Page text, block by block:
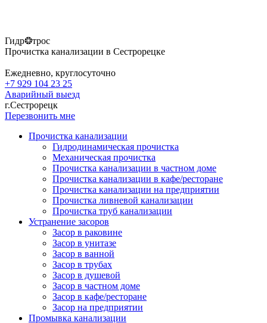
Гидр❂трос
Прочистка канализации в Сестрорецке
Ежедневно, круглосуточно
+7 929 104 23 25
Аварийный выезд
г.Сестрорецк
Перезвонить мне
Прочистка канализации
Гидродинамическая прочистка
Механическая прочистка
Прочистка канализации в частном доме
Прочистка канализации в кафе/ресторане
Прочистка канализации на предприятии
Прочистка ливневой канализации
Прочистка труб канализации
Устранение засоров
Засор в раковине
Засор в унитазе
Засор в ванной
Засор в трубах
Засор в душевой
Засор в частном доме
Засор в кафе/ресторане
Засор на предприятии
Промывка канализации